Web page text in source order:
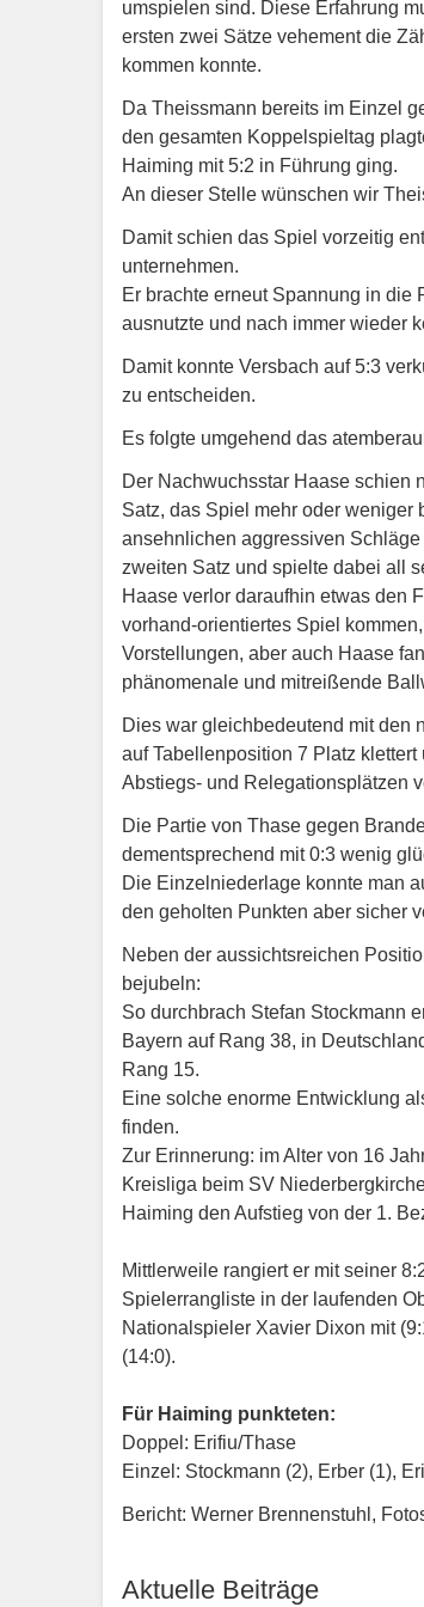
umspielen sind. Diese Erfahrung
ersten zwei Sätze vehement die
kommen konnte.
Da Theissmann bereits im Einzel
den gesamten Koppelspieltag
Haiming mit 5:2 in Führung ging.
An dieser Stelle wünschen wir
Damit schien das Spiel vorzeitig
unternehmen.
Er brachte erneut Spannung in
ausnutzte und nach immer wieder
Damit konnte Versbach auf 5:3
zu entscheiden.
Es folgte umgehend das
Der Nachwuchsstar Haase schien
Satz, das Spiel mehr oder weniger
ansehnlichen aggressiven
zweiten Satz und spielte dabei all
Haase verlor daraufhin etwas den
vorhand-orientiertes Spiel
Vorstellungen, aber auch Haase
phänomenale und mitreißende
Dies war gleichbedeutend mit den
auf Tabellenposition 7 Platz
Abstiegs- und Relegationsplätzen
Die Partie von Thase gegen
dementsprechend mit 0:3 wenig
Die Einzelniederlage konnte man
den geholten Punkten aber sicher
Neben der aussichtsreichen
bejubeln:
So durchbrach Stefan Stockmann
Bayern auf Rang 38, in
Rang 15.
Eine solche enorme Entwicklung
finden.
Zur Erinnerung: im Alter von 16
Kreisliga beim SV
Haiming den Aufstieg von der 1.
Mittlerweile rangiert er mit seiner
Spielerrangliste in der laufenden
Nationalspieler Xavier Dixon mit
(14:0).
Für Haiming punkteten:
Doppel: Erifiu/Thase
Einzel: Stockmann (2), Erber (1),
Bericht: Werner Brennenstuhl,
Aktuelle Beiträge